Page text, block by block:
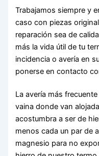
Trabajamos siempre y
caso con piezas
reparación sea de
más la vida útil de tu
incidencia o avería en
ponerse en contacto
La avería más
vaina donde van
acostumbra a ser de
menos cada un par de
magnesio para no